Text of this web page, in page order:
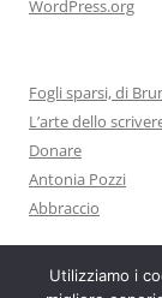
WordPress.org
Fogli sparsi, di
L’arte dello
Donare
Antonia Pozzi
Abbraccio
Utilizziamo i